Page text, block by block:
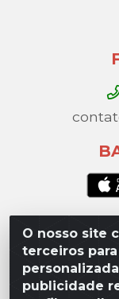
O nosso site
terceiros
publicidade
Lívia
Toninho,
000